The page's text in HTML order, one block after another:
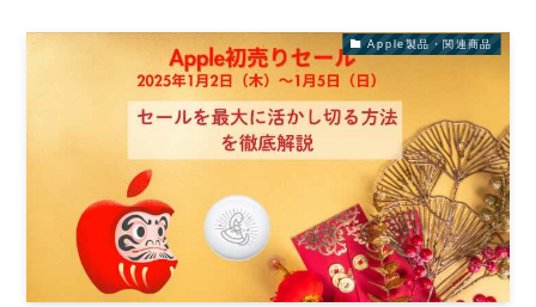
Apple製品・関連商品